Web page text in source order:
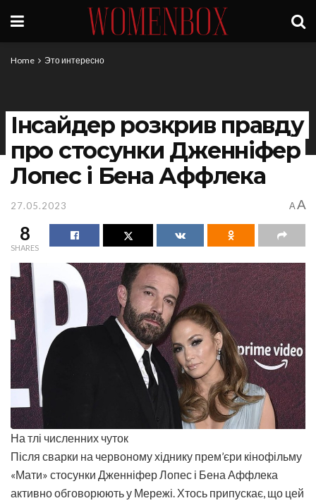
Home Это интересно
Інсайдер розкрив правду
про стосунки Дженніфер
Лопес і Бена Аффлека
27.05.2023 A A
8
SHARES
На тлі численних чуток
Після сварки на червоному хіднику прем’єри кінофільму
«Мати» стосунки Дженніфер Лопес і Бена Аффлека
активно обговорюють у Мережі. Хтось припускає, що цей